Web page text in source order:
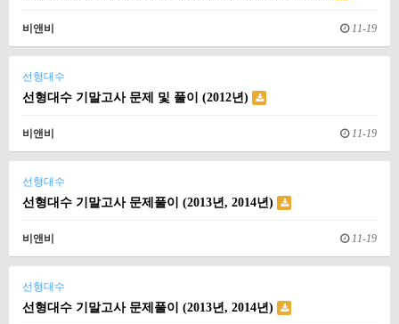
비앤비 11-19
선형대수
선형대수 기말고사 문제 및 풀이 (2012년)
비앤비 11-19
선형대수
선형대수 기말고사 문제풀이 (2013년, 2014년)
비앤비 11-19
선형대수
선형대수 기말고사 문제풀이 (2013년, 2014년)